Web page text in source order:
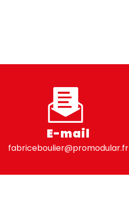
E-mail
fabriceboulier@promodular.fr